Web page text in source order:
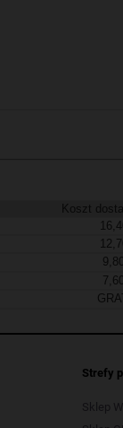
Koszt
Strefy
Sklep